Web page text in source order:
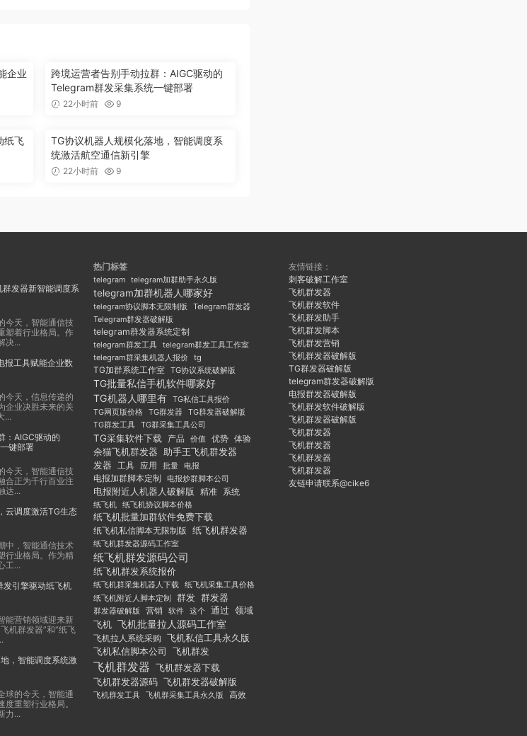
企业
跨境运营者告别手动拉群：AIGC驱动的
Telegram群发采集系统一键部署
22小时前 9
纸飞
TG协议机器人规模化落地，智能调度系
统激活航空通信新引擎
22小时前 9
发器新智能调度系
今天，智能通信技
塑着行业格局。作
决...
报工具赋能企业数
今天，信息传递的
企业决胜未来的关
...
：AIGC驱动的
键部署
今天，智能通信技
合正为千行百业注
达...
云调度激活TG生态
中，智能通信技术
行业格局。作为精
工...
引擎驱动纸飞机
能营销领域迎来新
机群发器”和“纸飞
，智能调度系统激
球的今天，智能通
重塑行业格局。
力...
热门标签
telegram telegram加群助手永久版
telegram加群机器人哪家好
telegram协议脚本无限制版
Telegram群发器
Telegram群发器破解版
telegram群发器系统定制
telegram群发工具 telegram群发工具工作室
telegram群采集机器人报价 tg
TG加群系统工作室 TG协议系统破解版
TG批量私信手机软件哪家好
TG机器人哪里有
TG私信工具报价
TG网页版价格
TG群发器
TG群发器破解版
TG群发工具 TG群采集工具公司
TG采集软件下载 产品 价值 优势 体验
余猫飞机群发器 助手王飞机群发器
发器 工具 应用 批量 电报
电报加群脚本定制 电报炒群脚本公司
电报附近人机器人破解版 精准
系统
纸飞机
纸飞机协议脚本价格
纸飞机批量加群软件免费下载
纸飞机私信脚本无限制版 纸飞机群发器
纸飞机群发器源码工作室
纸飞机群发源码公司
纸飞机群发系统报价
纸飞机群采集机器人下载 纸飞机采集工具价格
纸飞机附近人脚本定制
群发 群发器
群发器破解版 营销 软件 这个 通过 领域
飞机 飞机批量拉人源码工作室
飞机拉人系统采购 飞机私信工具永久版
飞机私信脚本公司
飞机群发
飞机群发器 飞机群发器下载
飞机群发器源码 飞机群发器破解版
飞机群发工具 飞机群采集工具永久版 高效
友情链接：
刺客破解工作室
飞机群发器
飞机群发软件
飞机群发助手
飞机群发脚本
飞机群发营销
飞机群发器破解版
TG群发器破解版
telegram群发器破解版
电报群发器破解版
飞机群发软件破解版
飞机群发器破解版
飞机群发器
飞机群发器
飞机群发器
飞机群发器
友链申请联系@cike6